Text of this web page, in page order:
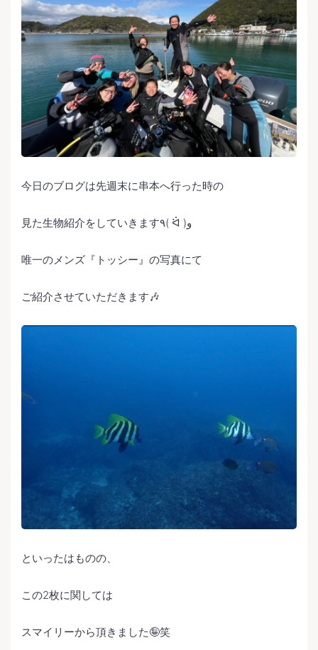
今日のブログは先週末に串本へ行った時の
見た生物紹介をしていきます٩( ᐛ )و
唯一のメンズ『トッシー』の写真にて
ご紹介させていただきます🎶
といったはものの、
この2枚に関しては
スマイリーから頂きました🤪笑